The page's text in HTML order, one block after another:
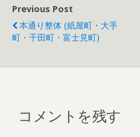
Previous Post
本通り整体 (紙屋町・大手
町・千田町・富士見町)
コメントを残す